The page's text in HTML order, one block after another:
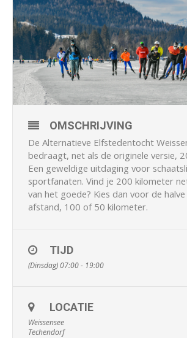
OMSCHRIJVING
De Alternatieve Elfstedentocht
bedraagt, net als de originele versie,
Een geweldige uitdaging voor
sportfanaten. Vind je 200 kilometer
van het goede? Kies dan voor de
afstand, 100 of 50 kilometer.
TIJD
(Dinsdag) 07:00 - 19:00
LOCATIE
Weissensee
Techendorf